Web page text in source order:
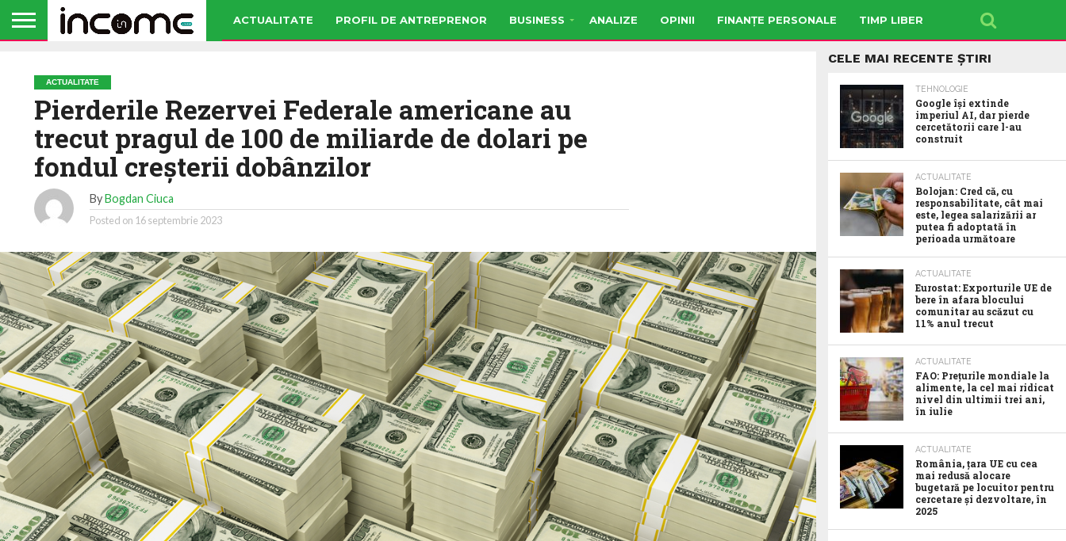
ACTUALITATE PROFIL DE ANTREPRENOR BUSINESS ANALIZE OPINII FINANȚE PERSONALE TIMP LIBER
ACTUALITATE
Pierderile Rezervei Federale americane au
trecut pragul de 100 de miliarde de dolari pe
fondul creşterii dobânzilor
ByBogdan Ciuca
Posted on 16 septembrie 2023
CELE MAI RECENTE ȘTIRI
TEHNOLOGIE
Google îşi extinde
imperiul AI, dar pierde
cercetătorii care l-au
construit
ACTUALITATE
Bolojan: Cred că, cu
responsabilitate, cât mai
este, legea salarizării ar
putea fi adoptată în
perioada următoare
ACTUALITATE
Eurostat: Exporturile UE de
bere în afara blocului
comunitar au scăzut cu
11% anul trecut
ACTUALITATE
FAO: Prețurile mondiale la
alimente, la cel mai ridicat
nivel din ultimii trei ani,
în iulie
ACTUALITATE
România, țara UE cu cea
mai redusă alocare
bugetară pe locuitor pentru
cercetare și dezvoltare, în
2025